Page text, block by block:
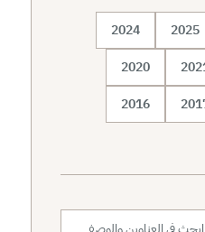
2025
2024
2020
2016